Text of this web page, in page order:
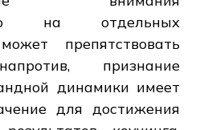
на отдельных
препятствовать
признание
динамики имеет
для достижения